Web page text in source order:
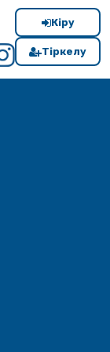
Кіру
Тіркелу